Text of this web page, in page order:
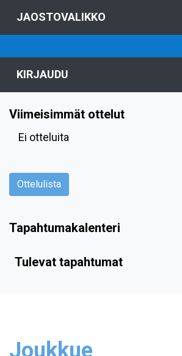
JAOSTOVALIKKO
KIRJAUDU
Viimeisimmät ottelut
Ei otteluita
Ottelulista
Tapahtumakalenteri
Tulevat tapahtumat
Joukkue